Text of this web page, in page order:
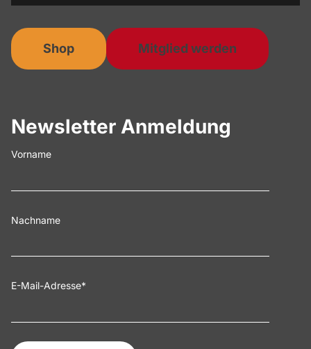
Shop Mitglied werden
Newsletter Anmeldung
Vorname
Nachname
E-Mail-Adresse*